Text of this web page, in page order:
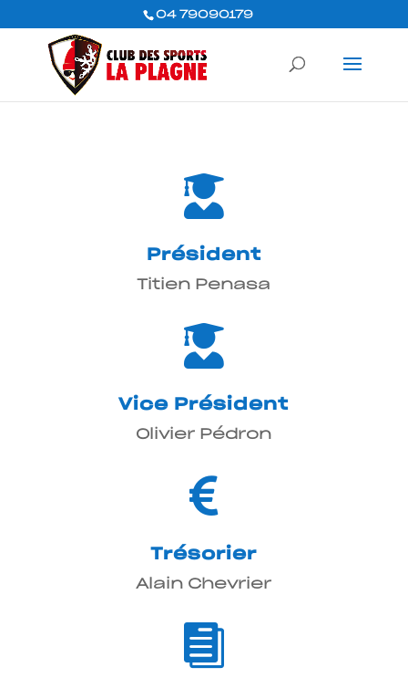
04 79090179

Président
Titien Penasa

Vice Président
Olivier Pédron

Trésorier
Alain Chevrier
